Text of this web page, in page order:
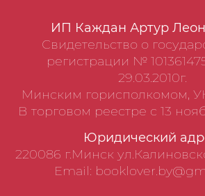
ИП Каждан Артур
Свидетельство о
регистрации №
29.03.2010г.
Минским горисполкомом,
В торговом реестре с 13
Юридический
220086 г.Минск
Email: